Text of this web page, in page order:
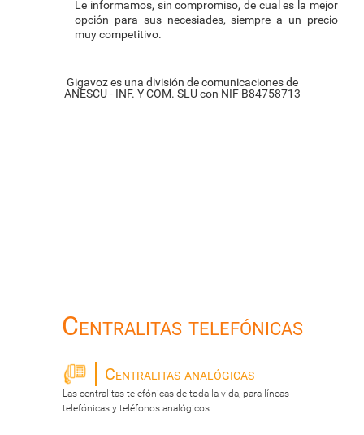
Le informamos, sin compromiso, de cual es la mejor
opción para sus necesiades, siempre a un precio
muy competitivo.
Gigavoz es una división de comunicaciones de
ANESCU - INF. Y COM. SLU con NIF B84758713
Centralitas telefónicas
Centralitas analógicas
Las centralitas telefónicas de toda la vida, para líneas
telefónicas y teléfonos analógicos